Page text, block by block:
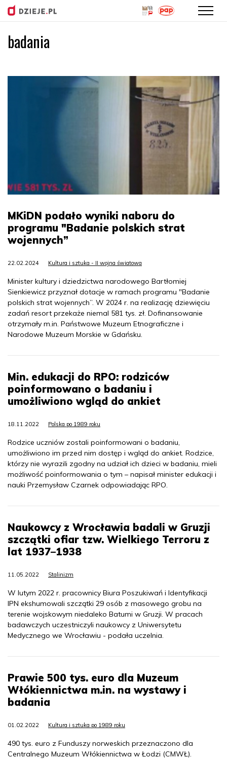
badania
MKiDN podało wyniki naboru do
programu "Badanie polskich strat
wojennych”
22.02.2024 Kultura i sztuka - II wojna światowa
Minister kultury i dziedzictwa narodowego Bartłomiej
Sienkiewicz przyznał dotacje w ramach programu "Badanie
polskich strat wojennych”. W 2024 r. na realizację dziewięciu
zadań resort przekaże niemal 581 tys. zł. Dofinansowanie
otrzymały m.in. Państwowe Muzeum Etnograficzne i
Narodowe Muzeum Morskie w Gdańsku.
Min. edukacji do RPO: rodziców
poinformowano o badaniu i
umożliwiono wgląd do ankiet
18.11.2022 Polska po 1989 roku
Rodzice uczniów zostali poinformowani o badaniu,
umożliwiono im przed nim dostęp i wgląd do ankiet. Rodzice,
którzy nie wyrazili zgodny na udział ich dzieci w badaniu, mieli
możliwość poinformowania o tym – napisał minister edukacji i
nauki Przemysław Czarnek odpowiadając RPO.
Naukowcy z Wrocławia badali w Gruzji
szczątki ofiar tzw. Wielkiego Terroru z
lat 1937–1938
11.05.2022 Stalinizm
W lutym 2022 r. pracownicy Biura Poszukiwań i Identyfikacji
IPN ekshumowali szczątki 29 osób z masowego grobu na
terenie wojskowym niedaleko Batumi w Gruzji. W pracach
badawczych uczestniczyli naukowcy z Uniwersytetu
Medycznego we Wrocławiu - podała uczelnia.
Prawie 500 tys. euro dla Muzeum
Włókiennictwa m.in. na wystawy i
badania
01.02.2022 Kultura i sztuka po 1989 roku
490 tys. euro z Funduszy norweskich przeznaczono dla
Centralnego Muzeum Włókiennictwa w Łodzi (CMWŁ).